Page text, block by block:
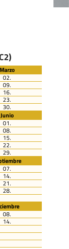
Marzo
02.
09.
16.
23.
30.
Junio
01.
08.
15.
22.
29.
07.
14.
21.
28.
08.
14.